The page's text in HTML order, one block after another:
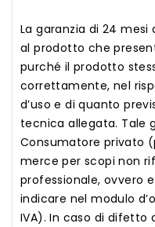
La garanzia di 24 mesi
al prodotto che
purché il prodotto
correttamente, nel
d’uso e di quanto
tecnica allegata. Tale
Consumatore privato
merce per scopi non
professionale, ovvero
indicare nel modulo
IVA). In caso di difetto